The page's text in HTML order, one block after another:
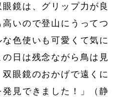
眼鏡は、グリップ力が良
高いので登山にうってつ
色使いも可愛くて気に
日は残念ながら鳥は見
眼鏡のおかげで遠くに
見できました！」（静